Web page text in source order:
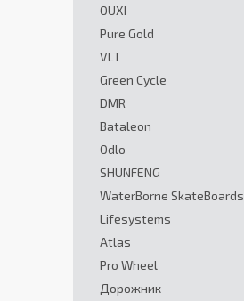
OUXI
Pure Gold
VLT
Green Cycle
DMR
Bataleon
Odlo
SHUNFENG
WaterBorne SkateBoards
Lifesystems
Atlas
Pro Wheel
Дорожник